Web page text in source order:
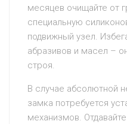
месяцев очищайте от
специальную
подвижный узел.
абразивов и масел –
строя.
В случае абсолютной
замка потребуется
механизмов.